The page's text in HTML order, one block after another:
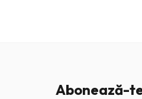
Abonează-